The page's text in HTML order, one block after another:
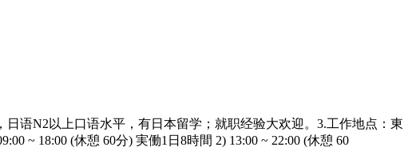
语N2以上口语水平，有日本留学；就职经验大欢迎。3.工作地点：東
~ 18:00 (休憩 60分) 実働1日8時間 2) 13:00 ~ 22:00 (休憩 60